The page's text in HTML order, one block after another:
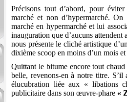
Précisons tout d’abord, pour
marché et non d’hypermarché.
marché en hypermarché et lui
inauguration que d’aucuns
nous présente le cliché artistique
dixième scoop en moins d’un mois
Quittant le bitume encore tout
belle, revenons-en à notre titre. S’il
élucubration liée aux « libations
publicitaire dans son œuvre-phare «